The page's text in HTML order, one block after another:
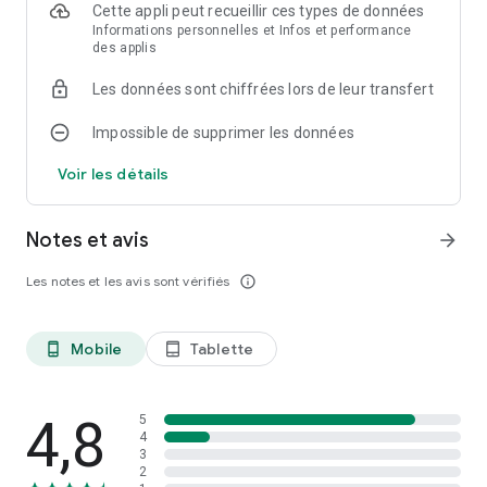
in France !
N’hésitez pas à noter notre application pour nous faire plaisir
Cette appli peut recueillir ces types de données
Informations personnelles et Infos et performance
des applis
Les données sont chiffrées lors de leur transfert
Impossible de supprimer les données
Voir les détails
Notes et avis
Les notes et les avis sont vérifiés info_outline
arrow_forward
phone_android Mobile tablet_android Tablette
4,8
5
4
3
2